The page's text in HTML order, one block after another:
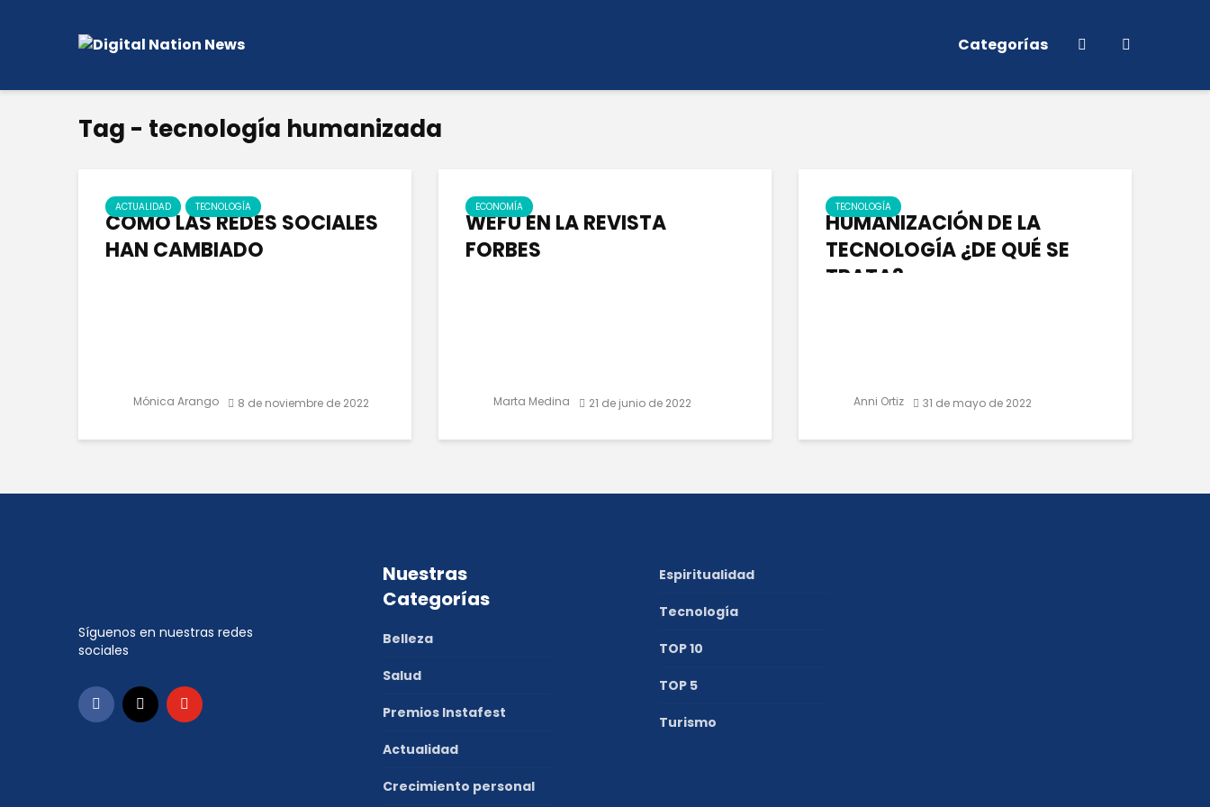
Categorías
Tag - tecnología humanizada
ACTUALIDAD TECNOLOGÍA
CÓMO LAS REDES SOCIALES
HAN CAMBIADO
Mónica Arango 8 de noviembre de 2022
ECONOMÍA
WEFU EN LA REVISTA
FORBES
Marta Medina 21 de junio de 2022
TECNOLOGÍA
HUMANIZACIÓN DE LA
TECNOLOGÍA ¿DE QUÉ SE
TRATA?
Anni Ortiz 31 de mayo de 2022
Síguenos en nuestras redes
sociales
Nuestras
Categorías
Belleza
Salud
Premios Instafest
Actualidad
Crecimiento personal
Espiritualidad
Tecnología
TOP 10
TOP 5
Turismo